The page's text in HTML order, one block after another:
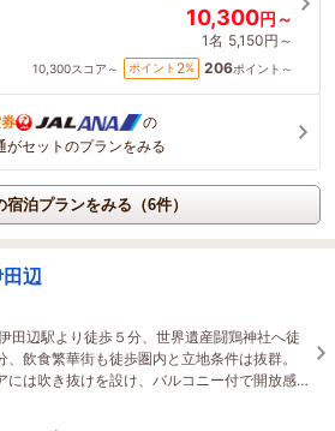
10,300円～
1名 5,150円～
10,300スコア～ ポイント 2% 206ポイント～
の
がセットのプランをみる
宿泊プランをみる（6件）
辺
田辺駅より徒歩５分、世界遺産闘鶏神社へ徒
、飲食繁華街も徒歩圏内と立地条件は抜群。
には吹き抜けを設け、バルコニー付で開放感
無料朝食には焼きたてのふわふわオムレツを